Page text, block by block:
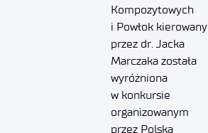
Kompozytowych
i Powłok kierowany
przez dr. Jacka
Marczaka została
wyróżniona
w konkursie
organizowanym
przez Polską